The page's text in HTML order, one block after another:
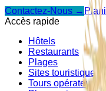
Contactez-Nous →
Accès rapide
Hôtels
Restaurants
Plages
Sites touristiques
Tours opérateurs